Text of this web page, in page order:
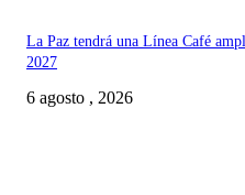
La Paz tendrá una Línea Café
2027
6 agosto , 2026